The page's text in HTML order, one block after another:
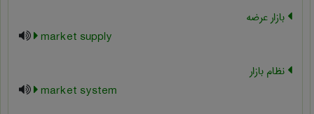
بازار عرضه
market supply
نظام بازار
market system